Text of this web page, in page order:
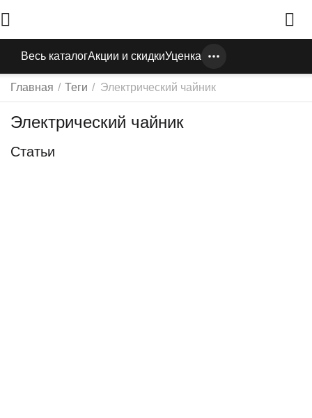
Весь каталогАкции и скидкиУценка
Главная / Теги / Электрический чайник
Электрический чайник
Статьи